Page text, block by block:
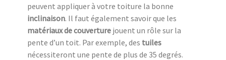
peuvent appliquer à votre toiture la bonne
inclinaison. Il faut également savoir que les
matériaux de couverture jouent un rôle sur la
pente d’un toit. Par exemple, des tuiles
nécessiteront une pente de plus de 35 degrés.